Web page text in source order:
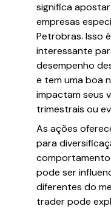
significa
empresas
Petrobras. Isso
interessante
desempenho
e tem uma boa
impactam seus
trimestrais ou
As ações
para
pode ser
diferentes do
trader pode